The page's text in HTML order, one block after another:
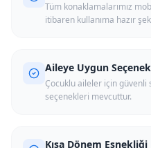
Tüm konaklamalarımız
itibaren kullanıma hazır
Aileye Uygun
Çocuklu aileler için güvenli
seçenekleri mevcuttur.
Kısa Dönem Esnekliği